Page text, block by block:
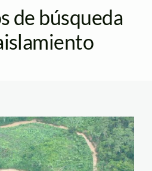
de búsqueda